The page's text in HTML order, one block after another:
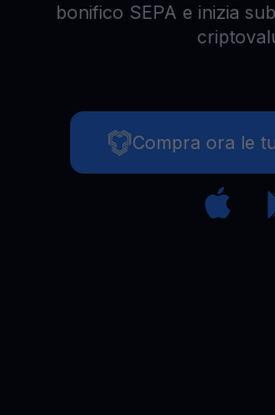
bonifico SEPA e inizia
Compra ora le